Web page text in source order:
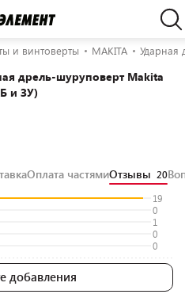
и винтоверты MAKITA Ударная
дрель-шуруповерт Makita
и ЗУ)
Оплата частямиОтзывы 20
19
0
1
0
0
добавления